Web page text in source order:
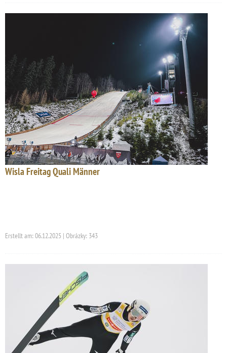
Wisla Freitag Quali Männer
Erstellt am: 06.12.2025 | Obrázky: 343